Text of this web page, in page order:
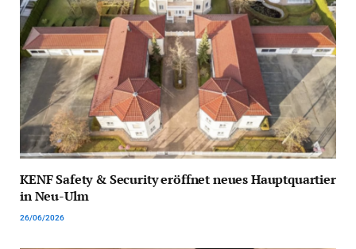
KENF Safety & Security eröffnet neues Hauptquartier
in Neu-Ulm
26/06/2026